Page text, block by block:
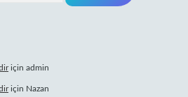
için admin
için Nazan